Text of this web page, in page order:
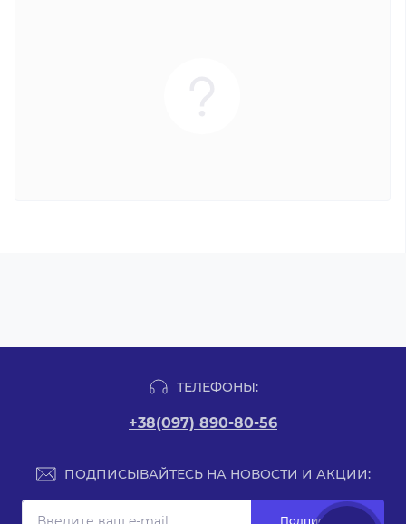
ТЕЛЕФОНЫ:
+38(097) 890-80-56
ПОДПИСЫВАЙТЕСЬ НА НОВОСТИ И АКЦИИ:
Подписаться